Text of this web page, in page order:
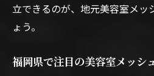
立できるのが、地元美容室メッ
ょう。
福岡県で注目の美容室メッシ